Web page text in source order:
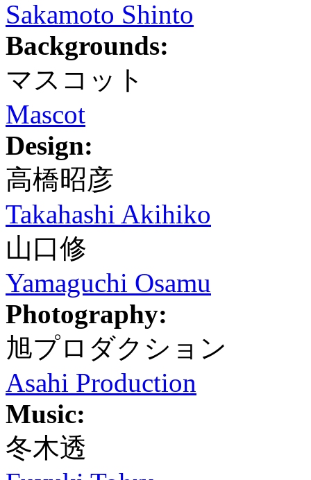
Sakamoto Shinto
Backgrounds:
マスコット
Mascot
Design:
高橋昭彦
Takahashi Akihiko
山口修
Yamaguchi Osamu
Photography:
旭プロダクション
Asahi Production
Music:
冬木透